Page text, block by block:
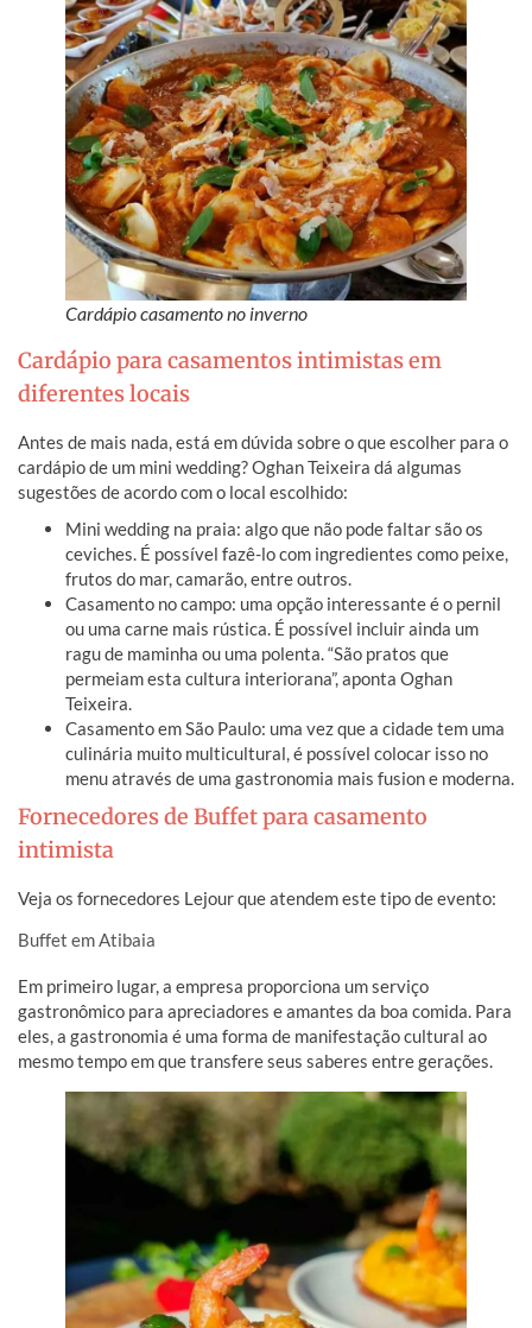
Cardápio casamento no inverno
Cardápio para casamentos intimistas em
diferentes locais
Antes de mais nada, está em dúvida sobre o que escolher para o
cardápio de um mini wedding? Oghan Teixeira dá algumas
sugestões de acordo com o local escolhido:
Mini wedding na praia: algo que não pode faltar são os
ceviches. É possível fazê-lo com ingredientes como peixe,
frutos do mar, camarão, entre outros.
Casamento no campo: uma opção interessante é o pernil
ou uma carne mais rústica. É possível incluir ainda um
ragu de maminha ou uma polenta. “São pratos que
permeiam esta cultura interiorana”, aponta Oghan
Teixeira.
Casamento em São Paulo: uma vez que a cidade tem uma
culinária muito multicultural, é possível colocar isso no
menu através de uma gastronomia mais fusion e moderna.
Fornecedores de Buffet para casamento
intimista
Veja os fornecedores Lejour que atendem este tipo de evento:
Buffet em Atibaia
Em primeiro lugar, a empresa proporciona um serviço
gastronômico para apreciadores e amantes da boa comida. Para
eles, a gastronomia é uma forma de manifestação cultural ao
mesmo tempo em que transfere seus saberes entre gerações.